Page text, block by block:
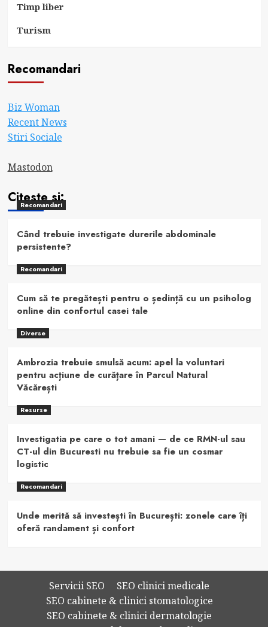
Timp liber
Turism
Recomandari
Biz Woman
Recent News
Stiri Sociale
Mastodon
Citeste si:
Recomandari
Când trebuie investigate durerile abdominale
persistente?
Recomandari
Cum să te pregătești pentru o ședință cu un psiholog
online din confortul casei tale
Diverse
Ambrozia trebuie smulsă acum: apel la voluntari
pentru acțiune de curățare în Parcul Natural
Văcărești
Resurse
Investigatia pe care o tot amani — de ce RMN-ul sau
CT-ul din Bucuresti nu trebuie sa fie un cosmar
logistic
Recomandari
Unde merită să investești în București: zonele care îți
oferă randament și confort
Servicii SEO
SEO clinici medicale
SEO cabinete & clinici stomatologice
SEO cabinete & clinici dermatologie